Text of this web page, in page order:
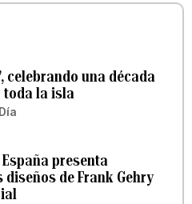
celebrando una década
toda la isla
presenta
de Frank Gehry